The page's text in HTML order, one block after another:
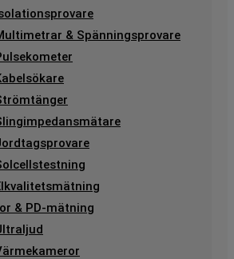
& Spänningsprovare
& PD-mätning